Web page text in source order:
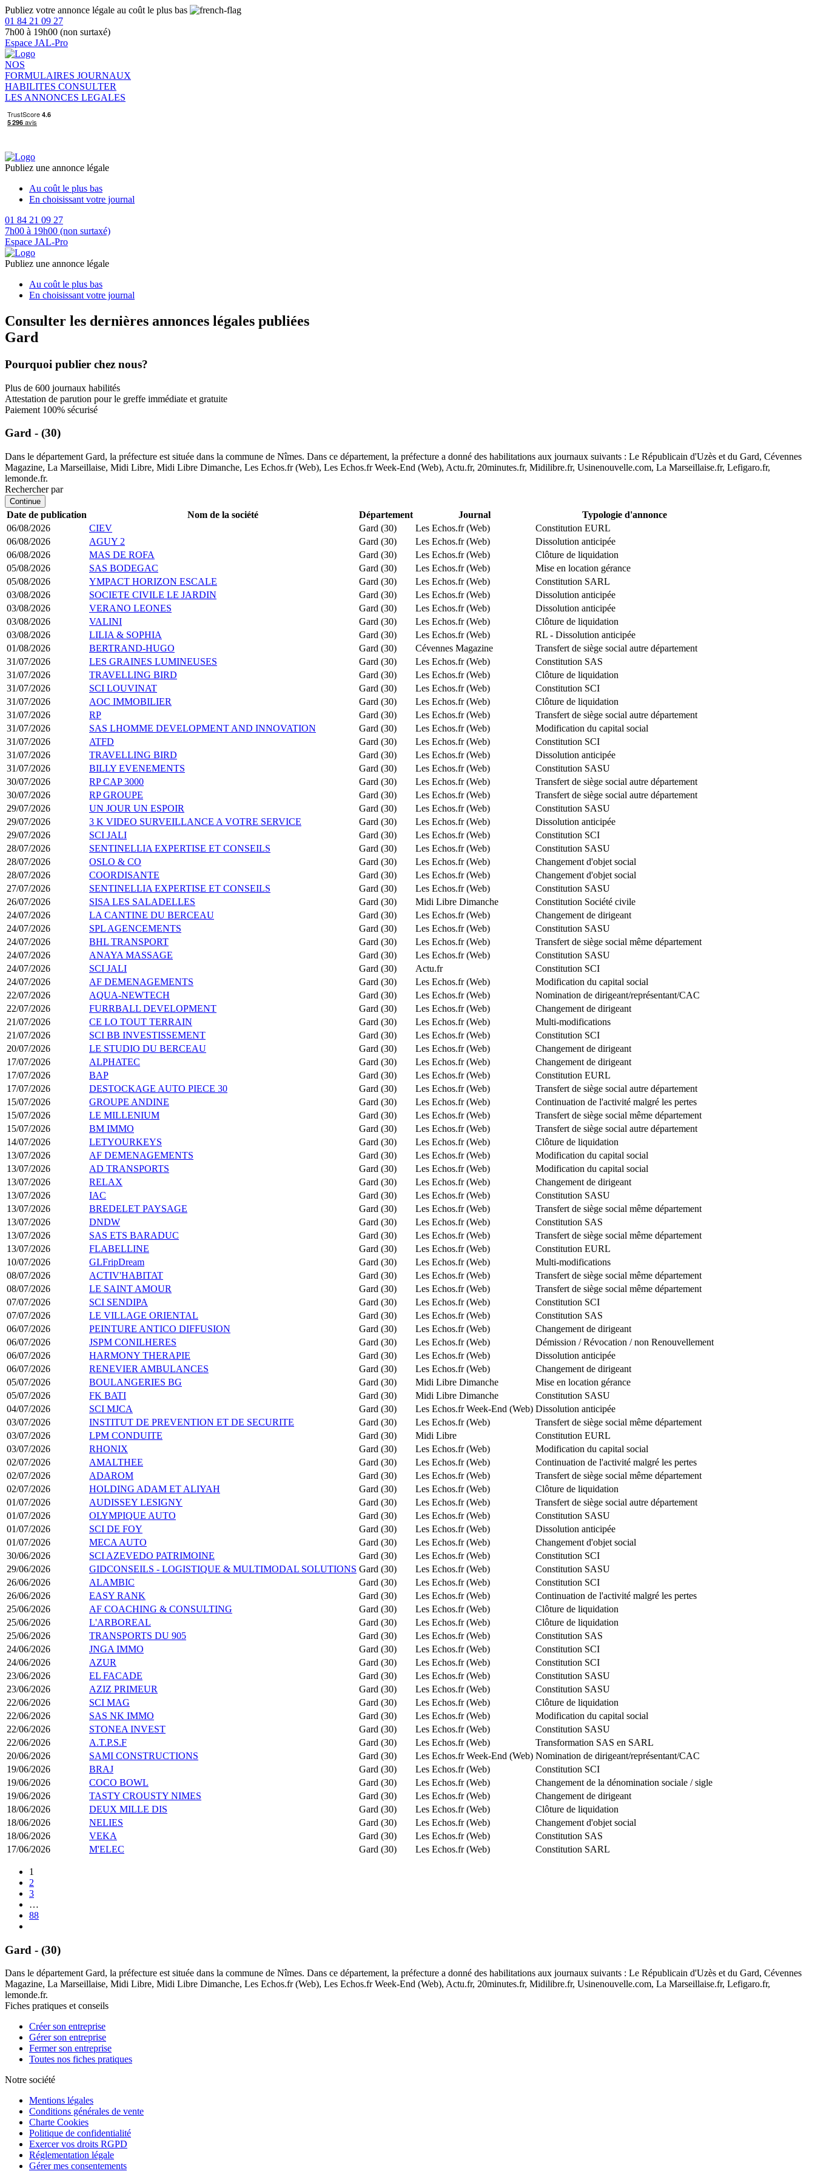
Publiez votre annonce légale au coût le plus bas
01 84 21 09 27
7h00 à 19h00 (non surtaxé)
Espace JAL-Pro
NOS
FORMULAIRES JOURNAUX
HABILITES CONSULTER
LES ANNONCES LEGALES
Publiez une annonce légale
Au coût le plus bas
En choisissant votre journal
01 84 21 09 27
7h00 à 19h00 (non surtaxé)
Espace JAL-Pro
Publiez une annonce légale
Au coût le plus bas
En choisissant votre journal
Consulter les dernières annonces légales publiées
Gard
Pourquoi publier chez nous?
Plus de 600 journaux habilités
Attestation de parution pour le greffe immédiate et gratuite
Paiement 100% sécurisé
Gard - (30)
Dans le département Gard, la préfecture est située dans la commune de Nîmes. Dans ce département, la préfecture a donné des habilitations aux journaux suivants : Le Républicain d'Uzès et du Gard, Cévennes
Magazine, La Marseillaise, Midi Libre, Midi Libre Dimanche, Les Echos.fr (Web), Les Echos.fr Week-End (Web), Actu.fr, 20minutes.fr, Midilibre.fr, Usinenouvelle.com, La Marseillaise.fr, Lefigaro.fr,
lemonde.fr.
Rechercher par
Continue
Date de publication Nom de la société Département Journal
Typologie d'annonce
06/08/2026
CIEV Gard (30) Les Echos.fr (Web)
Constitution EURL
06/08/2026
AGUY 2 Gard (30) Les Echos.fr (Web)
Dissolution anticipée
06/08/2026
MAS DE ROFA Gard (30) Les Echos.fr (Web)
Clôture de liquidation
05/08/2026
SAS BODEGAC Gard (30) Les Echos.fr (Web)
Mise en location gérance
05/08/2026
YMPACT HORIZON ESCALE Gard (30) Les Echos.fr (Web)
Constitution SARL
03/08/2026
SOCIETE CIVILE LE JARDIN Gard (30) Les Echos.fr (Web)
Dissolution anticipée
03/08/2026
VERANO LEONES Gard (30) Les Echos.fr (Web)
Dissolution anticipée
03/08/2026
VALINI Gard (30) Les Echos.fr (Web)
Clôture de liquidation
03/08/2026
LILIA & SOPHIA Gard (30) Les Echos.fr (Web)
RL - Dissolution anticipée
01/08/2026
BERTRAND-HUGO Gard (30) Cévennes Magazine
Transfert de siège social autre département
31/07/2026
LES GRAINES LUMINEUSES Gard (30) Les Echos.fr (Web)
Constitution SAS
31/07/2026
TRAVELLING BIRD Gard (30) Les Echos.fr (Web)
Clôture de liquidation
31/07/2026
SCI LOUVINAT Gard (30) Les Echos.fr (Web)
Constitution SCI
31/07/2026
AOC IMMOBILIER Gard (30) Les Echos.fr (Web)
Clôture de liquidation
31/07/2026
RP Gard (30) Les Echos.fr (Web)
Transfert de siège social autre département
31/07/2026
SAS LHOMME DEVELOPMENT AND INNOVATION Gard (30) Les Echos.fr (Web)
Modification du capital social
31/07/2026
ATFD Gard (30) Les Echos.fr (Web)
Constitution SCI
31/07/2026
TRAVELLING BIRD Gard (30) Les Echos.fr (Web)
Dissolution anticipée
31/07/2026
BILLY EVENEMENTS Gard (30) Les Echos.fr (Web)
Constitution SASU
30/07/2026
RP CAP 3000 Gard (30) Les Echos.fr (Web)
Transfert de siège social autre département
30/07/2026
RP GROUPE Gard (30) Les Echos.fr (Web)
Transfert de siège social autre département
29/07/2026
UN JOUR UN ESPOIR Gard (30) Les Echos.fr (Web)
Constitution SASU
29/07/2026
3 K VIDEO SURVEILLANCE A VOTRE SERVICE Gard (30) Les Echos.fr (Web)
Dissolution anticipée
29/07/2026
SCI JALI Gard (30) Les Echos.fr (Web)
Constitution SCI
28/07/2026
SENTINELLIA EXPERTISE ET CONSEILS Gard (30) Les Echos.fr (Web)
Constitution SASU
28/07/2026
OSLO & CO Gard (30) Les Echos.fr (Web)
Changement d'objet social
28/07/2026
COORDISANTE Gard (30) Les Echos.fr (Web)
Changement d'objet social
27/07/2026
SENTINELLIA EXPERTISE ET CONSEILS Gard (30) Les Echos.fr (Web)
Constitution SASU
26/07/2026
SISA LES SALADELLES Gard (30) Midi Libre Dimanche
Constitution Société civile
24/07/2026
LA CANTINE DU BERCEAU Gard (30) Les Echos.fr (Web)
Changement de dirigeant
24/07/2026
SPL AGENCEMENTS Gard (30) Les Echos.fr (Web)
Constitution SASU
24/07/2026
BHL TRANSPORT Gard (30) Les Echos.fr (Web)
Transfert de siège social même département
24/07/2026
ANAYA MASSAGE Gard (30) Les Echos.fr (Web)
Constitution SASU
24/07/2026
SCI JALI Gard (30) Actu.fr
Constitution SCI
24/07/2026
AF DEMENAGEMENTS Gard (30) Les Echos.fr (Web)
Modification du capital social
22/07/2026
AQUA-NEWTECH Gard (30) Les Echos.fr (Web)
Nomination de dirigeant/représentant/CAC
22/07/2026
FURRBALL DEVELOPMENT Gard (30) Les Echos.fr (Web)
Changement de dirigeant
21/07/2026
CE LO TOUT TERRAIN Gard (30) Les Echos.fr (Web)
Multi-modifications
21/07/2026
SCI BB INVESTISSEMENT Gard (30) Les Echos.fr (Web)
Constitution SCI
20/07/2026
LE STUDIO DU BERCEAU Gard (30) Les Echos.fr (Web)
Changement de dirigeant
17/07/2026
ALPHATEC Gard (30) Les Echos.fr (Web)
Changement de dirigeant
17/07/2026
BAP Gard (30) Les Echos.fr (Web)
Constitution EURL
17/07/2026
DESTOCKAGE AUTO PIECE 30 Gard (30) Les Echos.fr (Web)
Transfert de siège social autre département
15/07/2026
GROUPE ANDINE Gard (30) Les Echos.fr (Web)
Continuation de l'activité malgré les pertes
15/07/2026
LE MILLENIUM Gard (30) Les Echos.fr (Web)
Transfert de siège social même département
15/07/2026
BM IMMO Gard (30) Les Echos.fr (Web)
Transfert de siège social autre département
14/07/2026
LETYOURKEYS Gard (30) Les Echos.fr (Web)
Clôture de liquidation
13/07/2026
AF DEMENAGEMENTS Gard (30) Les Echos.fr (Web)
Modification du capital social
13/07/2026
AD TRANSPORTS Gard (30) Les Echos.fr (Web)
Modification du capital social
13/07/2026
RELAX Gard (30) Les Echos.fr (Web)
Changement de dirigeant
13/07/2026
IAC Gard (30) Les Echos.fr (Web)
Constitution SASU
13/07/2026
BREDELET PAYSAGE Gard (30) Les Echos.fr (Web)
Transfert de siège social même département
13/07/2026
DNDW Gard (30) Les Echos.fr (Web)
Constitution SAS
13/07/2026
SAS ETS BARADUC Gard (30) Les Echos.fr (Web)
Transfert de siège social même département
13/07/2026
FLABELLINE Gard (30) Les Echos.fr (Web)
Constitution EURL
10/07/2026
GLFripDream Gard (30) Les Echos.fr (Web)
Multi-modifications
08/07/2026
ACTIV'HABITAT Gard (30) Les Echos.fr (Web)
Transfert de siège social même département
08/07/2026
LE SAINT AMOUR Gard (30) Les Echos.fr (Web)
Transfert de siège social même département
07/07/2026
SCI SENDIPA Gard (30) Les Echos.fr (Web)
Constitution SCI
07/07/2026
LE VILLAGE ORIENTAL Gard (30) Les Echos.fr (Web)
Constitution SAS
06/07/2026
PEINTURE ANTICO DIFFUSION Gard (30) Les Echos.fr (Web)
Changement de dirigeant
06/07/2026
JSPM CONILHERES Gard (30) Les Echos.fr (Web)
Démission / Révocation / non Renouvellement
06/07/2026
HARMONY THERAPIE Gard (30) Les Echos.fr (Web)
Dissolution anticipée
06/07/2026
RENEVIER AMBULANCES Gard (30) Les Echos.fr (Web)
Changement de dirigeant
05/07/2026
BOULANGERIES BG Gard (30) Midi Libre Dimanche
Mise en location gérance
05/07/2026
FK BATI Gard (30) Midi Libre Dimanche
Constitution SASU
04/07/2026
SCI MJCA Gard (30) Les Echos.fr Week-End (Web) Dissolution anticipée
03/07/2026
INSTITUT DE PREVENTION ET DE SECURITE Gard (30) Les Echos.fr (Web)
Transfert de siège social même département
03/07/2026
LPM CONDUITE Gard (30) Midi Libre
Constitution EURL
03/07/2026
RHONIX Gard (30) Les Echos.fr (Web)
Modification du capital social
02/07/2026
AMALTHEE Gard (30) Les Echos.fr (Web)
Continuation de l'activité malgré les pertes
02/07/2026
ADAROM Gard (30) Les Echos.fr (Web)
Transfert de siège social même département
02/07/2026
HOLDING ADAM ET ALIYAH Gard (30) Les Echos.fr (Web)
Clôture de liquidation
01/07/2026
AUDISSEY LESIGNY Gard (30) Les Echos.fr (Web)
Transfert de siège social autre département
01/07/2026
OLYMPIQUE AUTO Gard (30) Les Echos.fr (Web)
Constitution SASU
01/07/2026
SCI DE FOY Gard (30) Les Echos.fr (Web)
Dissolution anticipée
01/07/2026
MECA AUTO Gard (30) Les Echos.fr (Web)
Changement d'objet social
30/06/2026
SCI AZEVEDO PATRIMOINE Gard (30) Les Echos.fr (Web)
Constitution SCI
29/06/2026
GIDCONSEILS - LOGISTIQUE & MULTIMODAL SOLUTIONS Gard (30) Les Echos.fr (Web)
Constitution SASU
26/06/2026
ALAMBIC Gard (30) Les Echos.fr (Web)
Constitution SCI
26/06/2026
EASY RANK Gard (30) Les Echos.fr (Web)
Continuation de l'activité malgré les pertes
25/06/2026
AF COACHING & CONSULTING Gard (30) Les Echos.fr (Web)
Clôture de liquidation
25/06/2026
L'ARBOREAL Gard (30) Les Echos.fr (Web)
Clôture de liquidation
25/06/2026
TRANSPORTS DU 905 Gard (30) Les Echos.fr (Web)
Constitution SAS
24/06/2026
JNGA IMMO Gard (30) Les Echos.fr (Web)
Constitution SCI
24/06/2026
AZUR Gard (30) Les Echos.fr (Web)
Constitution SCI
23/06/2026
EL FACADE Gard (30) Les Echos.fr (Web)
Constitution SASU
23/06/2026
AZIZ PRIMEUR Gard (30) Les Echos.fr (Web)
Constitution SASU
22/06/2026
SCI MAG Gard (30) Les Echos.fr (Web)
Clôture de liquidation
22/06/2026
SAS NK IMMO Gard (30) Les Echos.fr (Web)
Modification du capital social
22/06/2026
STONEA INVEST Gard (30) Les Echos.fr (Web)
Constitution SASU
22/06/2026
A.T.P.S.F Gard (30) Les Echos.fr (Web)
Transformation SAS en SARL
20/06/2026
SAMI CONSTRUCTIONS Gard (30) Les Echos.fr Week-End (Web) Nomination de dirigeant/représentant/CAC
19/06/2026
BRAJ Gard (30) Les Echos.fr (Web)
Constitution SCI
19/06/2026
COCO BOWL Gard (30) Les Echos.fr (Web)
Changement de la dénomination sociale / sigle
19/06/2026
TASTY CROUSTY NIMES Gard (30) Les Echos.fr (Web)
Changement de dirigeant
18/06/2026
DEUX MILLE DIS Gard (30) Les Echos.fr (Web)
Clôture de liquidation
18/06/2026
NELIES Gard (30) Les Echos.fr (Web)
Changement d'objet social
18/06/2026
VEKA Gard (30) Les Echos.fr (Web)
Constitution SAS
17/06/2026
M'ELEC Gard (30) Les Echos.fr (Web) Constitution SARL
1
2
3
…
88
Gard - (30)
Dans le département Gard, la préfecture est située dans la commune de Nîmes. Dans ce département, la préfecture a donné des habilitations aux journaux suivants : Le Républicain d'Uzès et du Gard, Cévennes
Magazine, La Marseillaise, Midi Libre, Midi Libre Dimanche, Les Echos.fr (Web), Les Echos.fr Week-End (Web), Actu.fr, 20minutes.fr, Midilibre.fr, Usinenouvelle.com, La Marseillaise.fr, Lefigaro.fr,
lemonde.fr.
Fiches pratiques et conseils
Créer son entreprise
Gérer son entreprise
Fermer son entreprise
Toutes nos fiches pratiques
Notre société
Mentions légales
Conditions générales de vente
Charte Cookies
Politique de confidentialité
Exercer vos droits RGPD
Réglementation légale
Gérer mes consentements